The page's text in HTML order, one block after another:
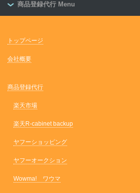
商品登録代行 Menu
トップページ
会社概要
商品登録代行
楽天市場
楽天R-cabinet backup
ヤフーショッピング
ヤフーオークション
Wowma! ワウマ